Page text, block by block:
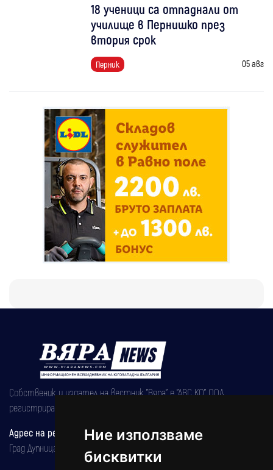
Ние използваме
бисквитки
18 ученици са отпаднали от
училище в Пернишко през
втория срок
Перник 05 авг
Собственик и издател на вестник "Вяра" е "АВС КО" ООД,
регистрирана на 08.05.2002 година.
Адрес на редакцията
Град Дупница, ул.''Христо Ботев" 43